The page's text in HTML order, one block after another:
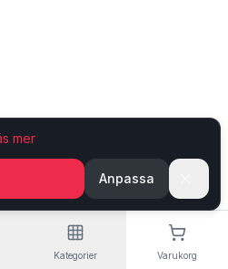
Kategorier Varukorg
mer
Anpassa